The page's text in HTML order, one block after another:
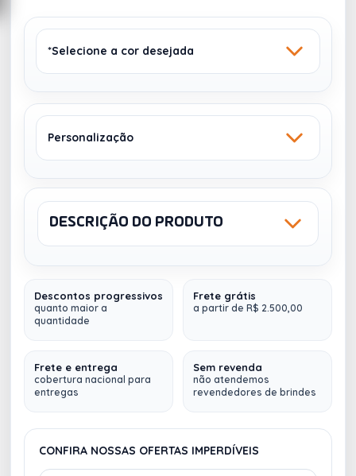
*Selecione a cor desejada
Personalização
DESCRIÇÃO DO PRODUTO
Copo Ecológico produzido
em Plástico Verde
(composto com 50% de fibras naturais e 50%
máquina de lavar, capacidade de 360ml.
Disponível nas cores:
BRANCO, VERDE, AZUL,
VERMELHO E AMARELO.
Descontos progressivos
quanto maior a
quantidade
Frete grátis
a partir de R$ 2.500,00
Frete e entrega
cobertura nacional para
entregas
Sem revenda
não atendemos
revendedores de brindes
CONFIRA NOSSAS OFERTAS IMPERDÍVEIS